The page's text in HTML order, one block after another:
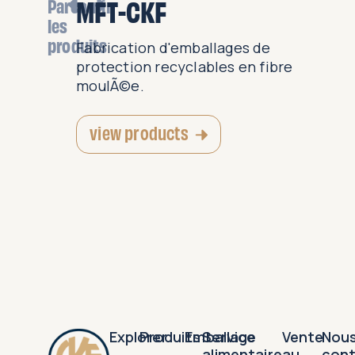
Parcourir
les
produits
et
MFT-CKF
Fabrication d'emballages de
protection recyclables en fibre
moulÃ©e.
view products
ExplorerProduitsEmballage
Service
Vente